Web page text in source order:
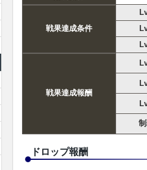
特性1
】
戦闘開始時に攻撃力を10%UPす
戦果達成条件
戦果達成報酬
ドロップ報酬